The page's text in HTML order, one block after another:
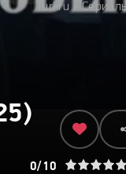
Turkru» Сериалы
0/10
4 5 6 7 8 9 10